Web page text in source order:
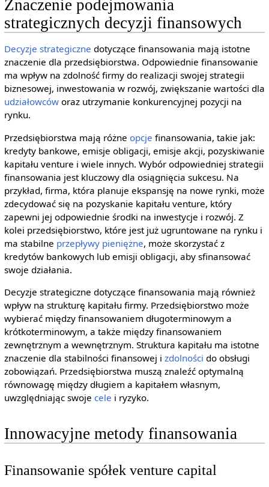
Znaczenie podejmowania
strategicznych decyzji finansowych
Decyzje strategiczne dotyczące finansowania mają istotne
znaczenie dla przedsiębiorstwa. Odpowiednie finansowanie
ma wpływ na zdolność firmy do realizacji swojej strategii
biznesowej, inwestowania w rozwój, zwiększanie wartości dla
udziałowcóworaz utrzymanie konkurencyjnej pozycji na
rynku.
Przedsiębiorstwa mają różne opcje finansowania, takie jak:
kredyty bankowe, emisje obligacji, emisje akcji, pozyskiwanie
kapitału venture i wiele innych. Wybór odpowiedniej strategii
finansowania jest kluczowy dla osiągnięcia sukcesu. Na
przykład, firma, która planuje ekspansję na nowe rynki, może
zdecydować się na pozyskanie kapitału venture, który
zapewni jej odpowiednie środki na inwestycje i rozwój. Z
kolei przedsiębiorstwo, które jest już ugruntowane na rynku i
ma stabilne przepływy pieniężne, może skorzystać z
kredytów bankowych lub emisji obligacji, aby sfinansować
swoje działania.
Decyzje strategiczne dotyczące finansowania mają również
wpływ na strukturę kapitału firmy. Przedsiębiorstwo może
wybierać między finansowaniem długoterminowym a
krótkoterminowym, a także między finansowaniem
zewnętrznym a wewnętrznym. Struktura kapitału ma istotne
znaczenie dla stabilności finansowej i zdolności do obsługi
zobowiązań. Przedsiębiorstwa muszą znaleźć optymalną
równowagę między długiem a kapitałem własnym,
uwzględniając swoje cele i ryzyko.
Innowacyjne metody finansowania
Finansowanie spółek venture capital